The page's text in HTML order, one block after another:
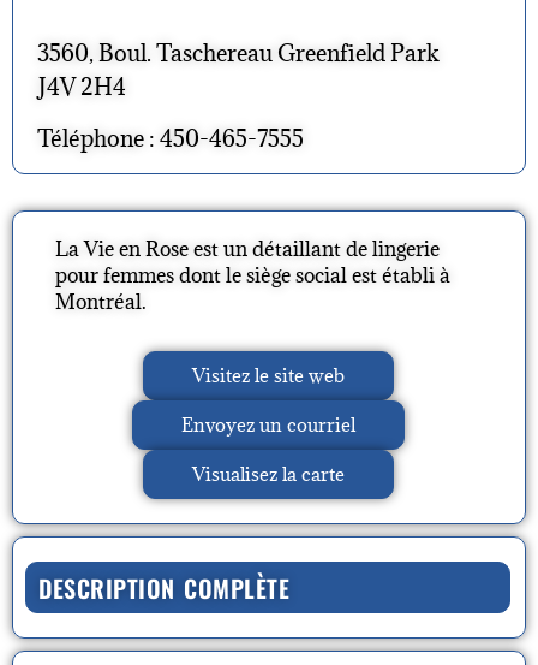
3560, Boul. Taschereau Greenfield Park
J4V 2H4
Téléphone : 450-465-7555
La Vie en Rose est un détaillant de lingerie
pour femmes dont le siège social est établi à
Montréal.
Visitez le site web
Envoyez un courriel
Visualisez la carte
DESCRIPTION COMPLÈTE